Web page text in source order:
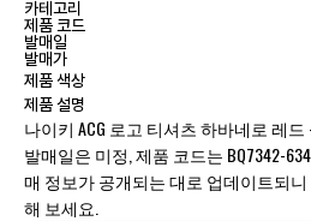
카테고리
제품 코드
발매일
발매가
제품 색상
제품 설명
나이키 ACG 로고 티셔츠 하바네로 레드
발매일은 미정, 제품 코드는 BQ7342-
매 정보가 공개되는 대로 업데이트되
해 보세요.